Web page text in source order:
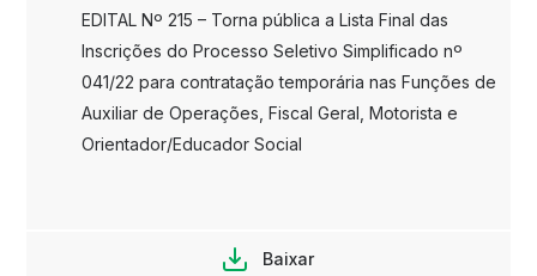
EDITAL Nº 215 – Torna pública a Lista Final das
Inscrições do Processo Seletivo Simplificado nº
041/22 para contratação temporária nas Funções de
Auxiliar de Operações, Fiscal Geral, Motorista e
Orientador/Educador Social
Baixar